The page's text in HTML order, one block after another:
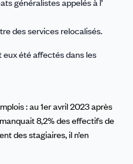
généralistes appelés à l’
des services relocalisés.
été affectés dans les
: au 1er avril 2023 après
8,2% des effectifs de
des stagiaires, il n’en